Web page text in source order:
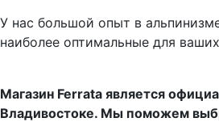
У нас большой опыт в
наиболее оптимальные для
Магазин Ferrata является
Владивостоке. Мы поможем